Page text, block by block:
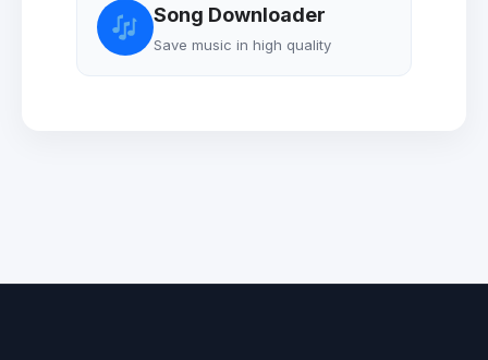
Song Downloader
Save music in high quality